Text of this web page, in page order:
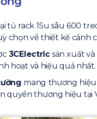
tủ rack 15u sâu 600
chọn về thiết kế cánh
3CElectricsản xuất
hoạt và hiệu quả nhất.
mang thương hiệu
quyền thương hiệu tại